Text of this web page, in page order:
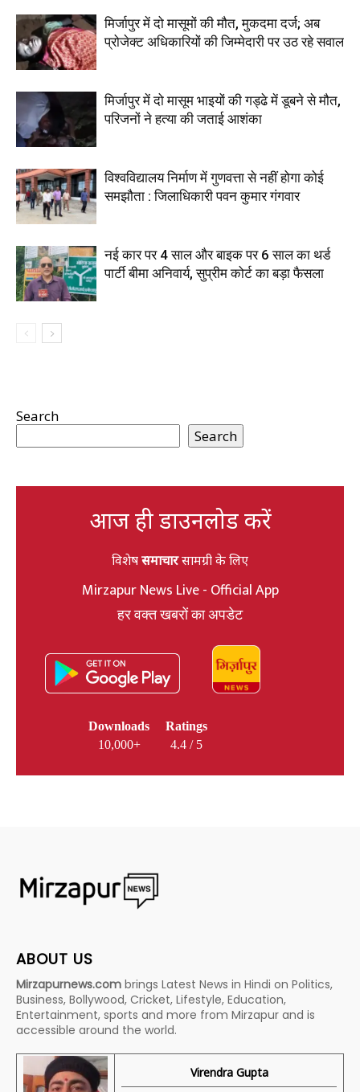
मिर्जापुर में दो मासूमों की मौत, मुकदमा दर्ज; अब
प्रोजेक्ट अधिकारियों की जिम्मेदारी पर उठ रहे सवाल
मिर्जापुर में दो मासूम भाइयों की गड्ढे में डूबने से मौत,
परिजनों ने हत्या की जताई आशंका
विश्वविद्यालय निर्माण में गुणवत्ता से नहीं होगा कोई
समझौता : जिलाधिकारी पवन कुमार गंगवार
नई कार पर 4 साल और बाइक पर 6 साल का थर्ड
पार्टी बीमा अनिवार्य, सुप्रीम कोर्ट का बड़ा फैसला
Search
Search
आज ही डाउनलोड करें
विशेषसमाचारसामग्री के लिए
Mirzapur News Live - Official App
हर वक्त खबरों का अपडेट
Downloads
10,000+
Ratings
4.4 / 5
ABOUT US
Mirzapurnews.com brings Latest News in Hindi on Politics,
Business, Bollywood, Cricket, Lifestyle, Education,
Entertainment, sports and more from Mirzapur and is
accessible around the world.
Virendra Gupta